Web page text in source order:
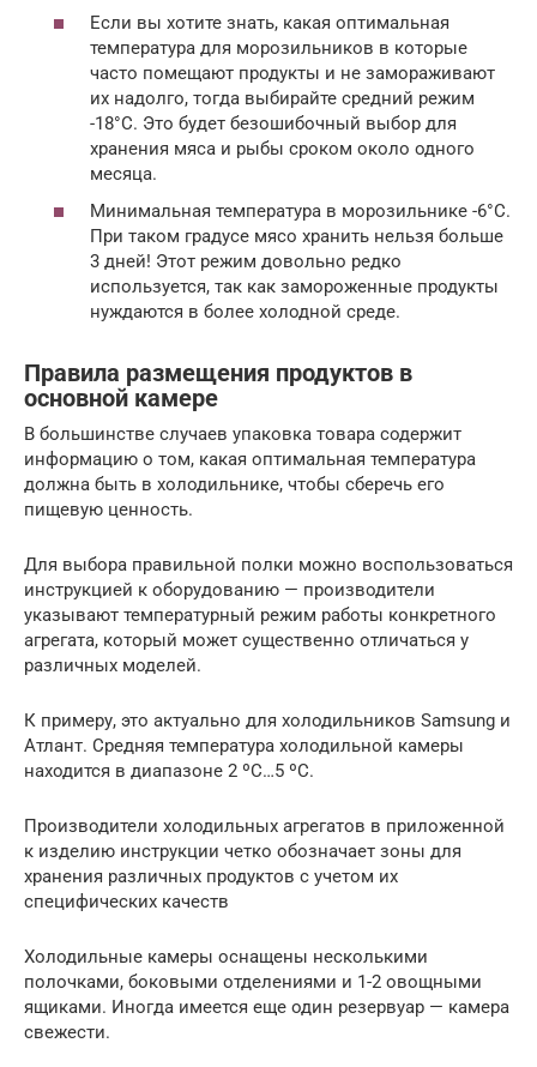
Если вы хотите знать, какая оптимальная
температура для морозильников в которые
часто помещают продукты и не замораживают
их надолго, тогда выбирайте средний режим
-18°С. Это будет безошибочный выбор для
хранения мяса и рыбы сроком около одного
месяца.
Минимальная температура в морозильнике -6°С.
При таком градусе мясо хранить нельзя больше
3 дней! Этот режим довольно редко
используется, так как замороженные продукты
нуждаются в более холодной среде.
Правила размещения продуктов в
основной камере
В большинстве случаев упаковка товара содержит
информацию о том, какая оптимальная температура
должна быть в холодильнике, чтобы сберечь его
пищевую ценность.
Для выбора правильной полки можно воспользоваться
инструкцией к оборудованию — производители
указывают температурный режим работы конкретного
агрегата, который может существенно отличаться у
различных моделей.
К примеру, это актуально для холодильников Samsung и
Атлант. Средняя температура холодильной камеры
находится в диапазоне 2 ºС…5 ºС.
Производители холодильных агрегатов в приложенной
к изделию инструкции четко обозначает зоны для
хранения различных продуктов с учетом их
специфических качеств
Холодильные камеры оснащены несколькими
полочками, боковыми отделениями и 1-2 овощными
ящиками. Иногда имеется еще один резервуар — камера
свежести.